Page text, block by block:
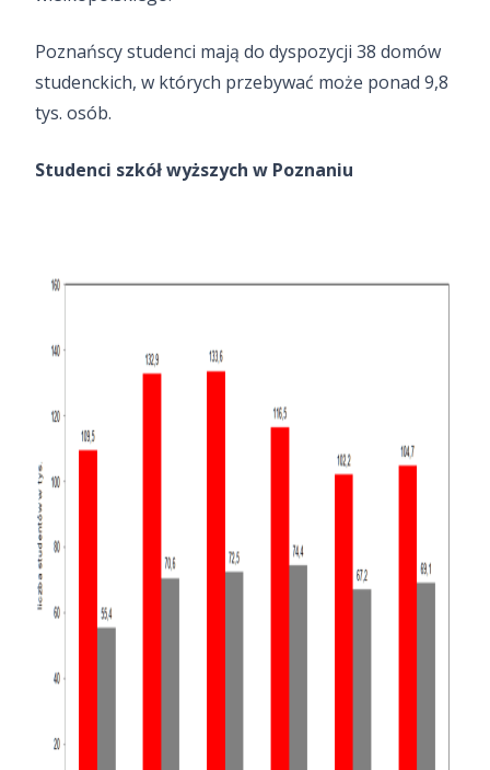
Poznańscy studenci mają do dyspozycji 38 domów
studenckich, w których przebywać może ponad 9,8
tys. osób.
Studenci szkół wyższych w Poznaniu